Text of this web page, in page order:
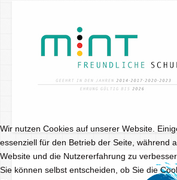
Wir nutzen Cookies auf unserer Website.
essenziell für den Betrieb der Seite, während
Website und die Nutzererfahrung zu
Sie können selbst entscheiden, ob Sie die